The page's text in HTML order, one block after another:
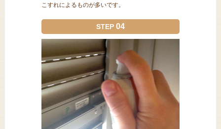
こすれによるものが多いです。
STEP 04